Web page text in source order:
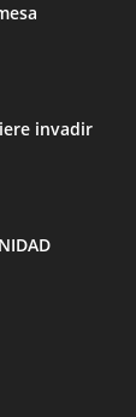
invadir